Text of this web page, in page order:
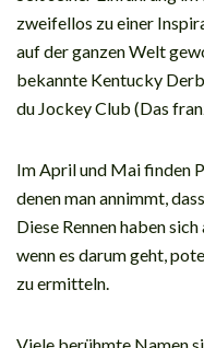
zweifellos zu einer
auf der ganzen Welt
bekannte Kentucky
du Jockey Club (Das
Im April und Mai finden
denen man annimmt,
Diese Rennen haben
wenn es darum geht,
zu ermitteln.
Viele berühmte Namen